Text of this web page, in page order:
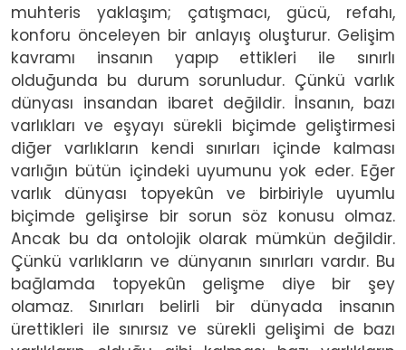
muhteris yaklaşım; çatışmacı, gücü, refahı,
konforu önceleyen bir anlayış oluşturur. Gelişim
kavramı insanın yapıp ettikleri ile sınırlı
olduğunda bu durum sorunludur. Çünkü varlık
dünyası insandan ibaret değildir. İnsanın, bazı
varlıkları ve eşyayı sürekli biçimde geliştirmesi
diğer varlıkların kendi sınırları içinde kalması
varlığın bütün içindeki uyumunu yok eder. Eğer
varlık dünyası topyekûn ve birbiriyle uyumlu
biçimde gelişirse bir sorun söz konusu olmaz.
Ancak bu da ontolojik olarak mümkün değildir.
Çünkü varlıkların ve dünyanın sınırları vardır. Bu
bağlamda topyekûn gelişme diye bir şey
olamaz. Sınırları belirli bir dünyada insanın
ürettikleri ile sınırsız ve sürekli gelişimi de bazı